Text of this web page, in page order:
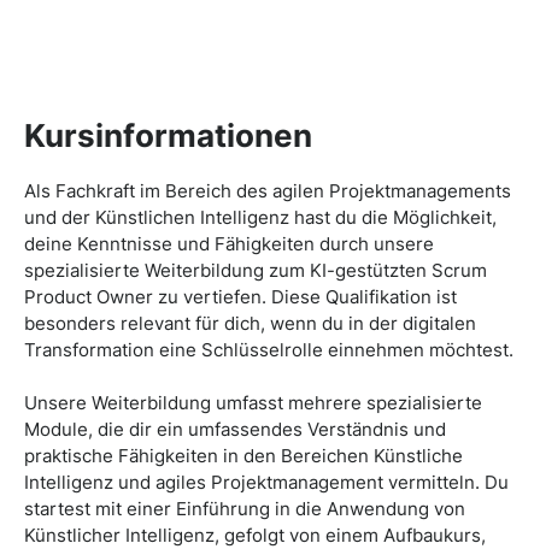
Kursinformationen
Als Fachkraft im Bereich des agilen Projektmanagements
und der Künstlichen Intelligenz hast du die Möglichkeit,
deine Kenntnisse und Fähigkeiten durch unsere
spezialisierte Weiterbildung zum KI-gestützten Scrum
Product Owner zu vertiefen. Diese Qualifikation ist
besonders relevant für dich, wenn du in der digitalen
Transformation eine Schlüsselrolle einnehmen möchtest.
Unsere Weiterbildung umfasst mehrere spezialisierte
Module, die dir ein umfassendes Verständnis und
praktische Fähigkeiten in den Bereichen Künstliche
Intelligenz und agiles Projektmanagement vermitteln. Du
startest mit einer Einführung in die Anwendung von
Künstlicher Intelligenz, gefolgt von einem Aufbaukurs,